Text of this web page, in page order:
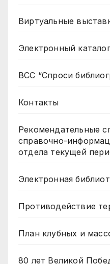
Виртуальные
Электронный каталог
ВСС “Спроси
Контакты
Рекомендательные
справочно-
отдела текущей
Электронная
Противодействие
План клубных и
80 лет Великой